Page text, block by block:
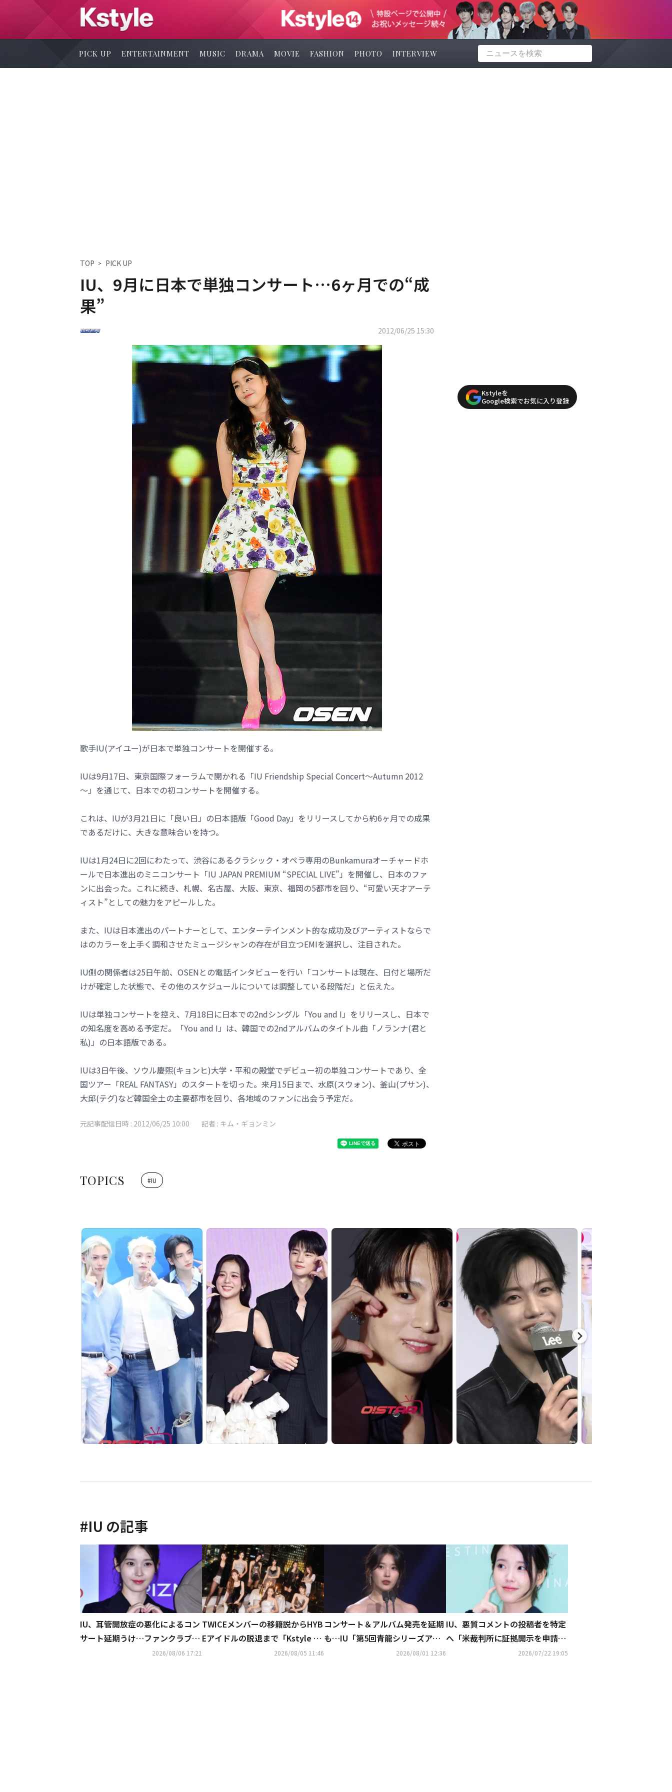
PICK UP ENTERTAINMENT MUSIC DRAMA MOVIE FASHION PHOTO INTERVIEW
TOP PICK UP
IU、9月に日本で単独コンサート…6ヶ月での“成
果”
2012/06/25 15:30
歌手IU(アイユー)が日本で単独コンサートを開催する。
IUは9月17日、東京国際フォーラムで開かれる「IU Friendship Special Concert～Autumn 2012
～」を通じて、日本での初コンサートを開催する。
これは、IUが3月21日に「良い日」の日本語版「Good Day」をリリースしてから約6ヶ月での成果
であるだけに、大きな意味合いを持つ。
IUは1月24日に2回にわたって、渋谷にあるクラシック・オペラ専用のBunkamuraオーチャードホ
ールで日本進出のミニコンサート「IU JAPAN PREMIUM “SPECIAL LIVE”」を開催し、日本のファ
ンに出会った。これに続き、札幌、名古屋、大阪、東京、福岡の5都市を回り、“可愛い天才アーテ
ィスト”としての魅力をアピールした。
また、IUは日本進出のパートナーとして、エンターテインメント的な成功及びアーティストならで
はのカラーを上手く調和させたミュージシャンの存在が目立つEMIを選択し、注目された。
IU側の関係者は25日午前、OSENとの電話インタビューを行い「コンサートは現在、日付と場所だ
けが確定した状態で、その他のスケジュールについては調整している段階だ」と伝えた。
IUは単独コンサートを控え、7月18日に日本での2ndシングル「You and I」をリリースし、日本で
の知名度を高める予定だ。「You and I」は、韓国での2ndアルバムのタイトル曲「ノランナ(君と
私)」の日本語版である。
IUは3日午後、ソウル慶煕(キョンヒ)大学・平和の殿堂でデビュー初の単独コンサートであり、全
国ツアー「REAL FANTASY」のスタートを切った。来月15日まで、水原(スウォン)、釜山(プサン)、
大邱(テグ)など韓国全土の主要都市を回り、各地域のファンに出会う予定だ。
元記事配信日時 : 2012/06/25 10:00 記者 : キム・ギョンミン
TOPICS #IU
Kstyleを
Google検索でお気に入り登録
#IU の記事
IU、耳管開放症の悪化によるコン
サート延期うけ…ファンクラブ会
員向けに特典を提供へ2026/08/06 17:21
TWICEメンバーの移籍説からHYB
Eアイドルの脱退まで「Kstyle 7
月の記事ランキングTOP5」を発
2026/08/05 11:46
コンサート＆アルバム発売を延期
も…IU「第5回青龍シリーズアワ
ード」に授賞者として登場2026/08/01 12:36
IU、悪質コメントの投稿者を特定
へ「米裁判所に証拠開示を申請し
2026/07/22 19:05